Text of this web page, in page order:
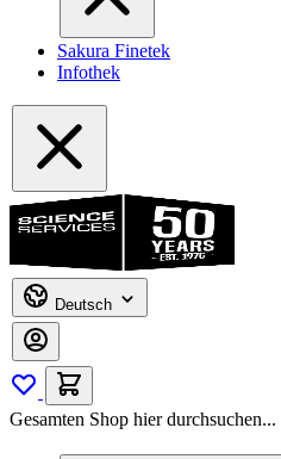
Sakura Finetek
Infothek
Deutsch
Gesamten Shop hier durchsuchen...